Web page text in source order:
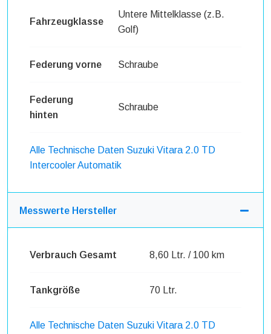
Fahrzeugklasse
Untere Mittelklasse (z.B.
Golf)
Federung vorne Schraube
Federung
hinten
Schraube
Alle Technische Daten Suzuki Vitara 2.0 TD
Intercooler Automatik
Messwerte Hersteller
Verbrauch Gesamt 8,60 Ltr. / 100 km
Tankgröße 70 Ltr.
Alle Technische Daten Suzuki Vitara 2.0 TD